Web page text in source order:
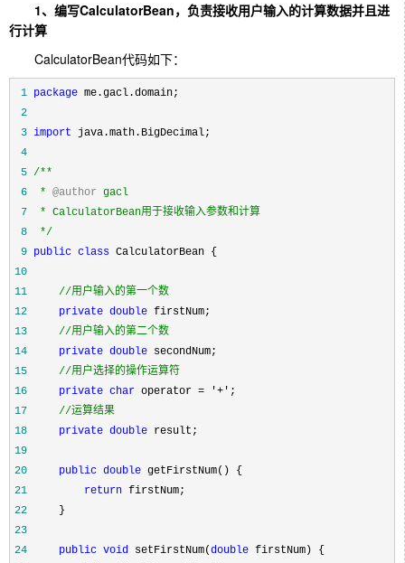
1、编写CalculatorBean，负责接收用户输入的计算数据并且进
行计算
CalculatorBean代码如下：
1 package
2
3 import
4
5 /**
6
* @author
7
8
*/
9 public class
10
11
//用户输入的第一个数
12
private double
13
//用户输入的第二个数
14
private double
15
//用户选择的操作运算符
16
private char operator = '+'
17
//运算结果
18
private double
19
20
public double
21
return
22
23
24
public void setFirstNum(double